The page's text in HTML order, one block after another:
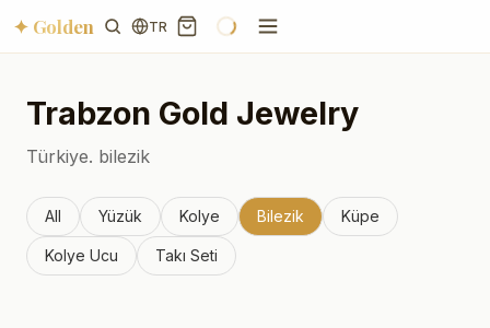
✦ Golden TR
Trabzon Gold Jewelry
Türkiye. bilezik
All Yüzük Kolye Bilezik Küpe
Kolye Ucu Takı Seti